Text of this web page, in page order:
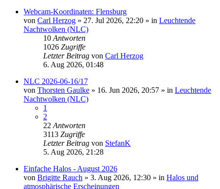
Webcam-Koordinaten: Flensburg
von Carl Herzog » 27. Jul 2026, 22:20 » in Leuchtende
Nachtwolken (NLC)
10 Antworten
1026 Zugriffe
Letzter Beitrag von Carl Herzog
6. Aug 2026, 01:48
NLC 2026-06-16/17
von Thorsten Gaulke » 16. Jun 2026, 20:57 » in Leuchtende
Nachtwolken (NLC)
1
2
22 Antworten
3113 Zugriffe
Letzter Beitrag von StefanK
5. Aug 2026, 21:28
Einfache Halos - August 2026
von Brigitte Rauch » 3. Aug 2026, 12:30 » in Halos und
atmosphärische Erscheinungen